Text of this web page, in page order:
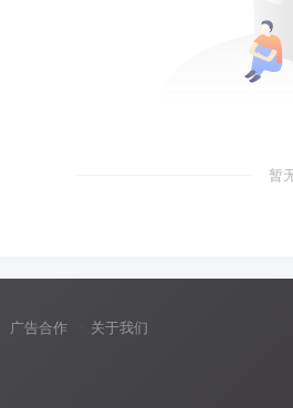
暂
广告合作 关于我们